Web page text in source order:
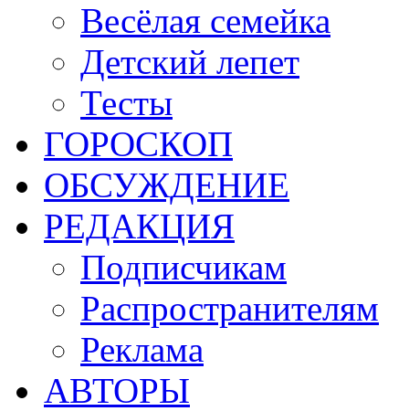
Весёлая семейка
Детский лепет
Тесты
ГОРОСКОП
ОБСУЖДЕНИЕ
РЕДАКЦИЯ
Подписчикам
Распространителям
Реклама
АВТОРЫ